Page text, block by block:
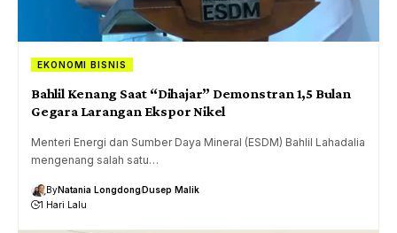
EKONOMI BISNIS
Bahlil Kenang Saat “Dihajar” Demonstran 1,5 Bulan
Gegara Larangan Ekspor Nikel
Menteri Energi dan Sumber Daya Mineral (ESDM) Bahlil Lahadalia
mengenang salah satu…
ByNatania LongdongDusep Malik
1 Hari Lalu